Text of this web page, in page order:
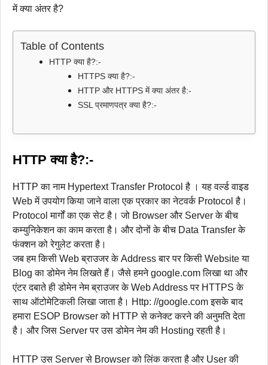
में क्या अंतर है?
Table of Contents
HTTP क्या है?:-
HTTPS क्या है?:-
HTTP और HTTPS में क्या अंतर है:-
SSL प्रमाणपत्र क्या है?:-
HTTP क्या है?:-
HTTP का नाम Hypertext Transfer Protocol है । यह वर्ल्ड वाइड
Web में उपयोग किया जाने वाला एक प्रकार का नेटवर्क Protocol है।
Protocol मार्गों का एक सेट है। जो Browser और Server के बीच
कम्युनिकेशन का काम करता है। और दोनों के बीच Data Transfer के
फंक्शन को रेगुलेट करता है।
जब हम किसी Web ब्राउजर के Address बार पर किसी Website या
Blog का डोमेन नेम लिखते हैं। जैसे हमने google.com लिखा था और
एंटर दबाते ही डोमेन नेम ब्राउजर के Web Address पर HTTPS के
साथ ऑटोमेटिकली लिखा जाता है। Http: //google.com इसके बाद
हमारा ESOP Browser को HTTP से कनेक्ट करने की अनुमति देता
है। और जिस Server पर उस डोमेन नेम की Hosting रहती है।
HTTP उस Server से Browser को लिंक करता है और User की